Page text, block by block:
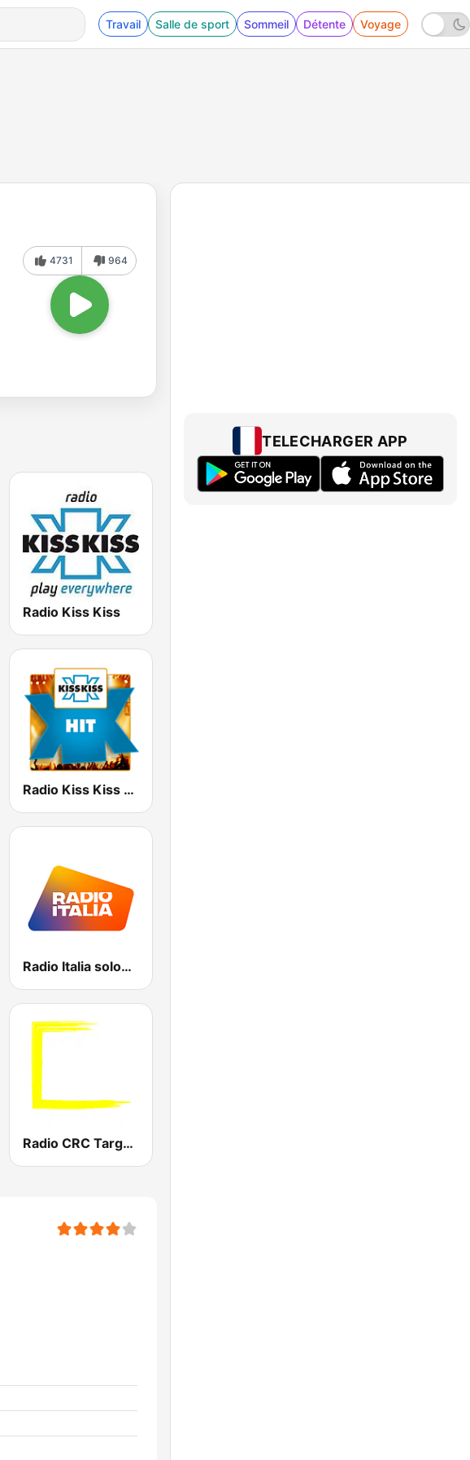
Travail Salle de sport Sommeil Détente Voyage
4731 964
Radio Kiss Kiss
Radio Kiss Kiss Hit
Radio Italia solomusicaitaliana
Radio CRC Targato Italia 92.8
TELECHARGER APP